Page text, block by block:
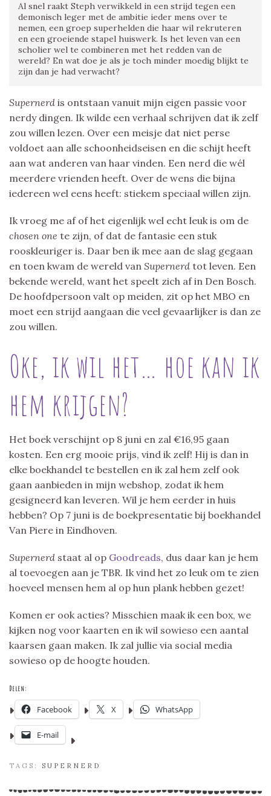
Al snel raakt Steph verwikkeld in een strijd tegen een
demonisch leger met de ambitie ieder mens over te
nemen, een groep superhelden die haar wil rekruteren
en een groeiende stapel huiswerk. Is het leven van een
scholier wel te combineren met het redden van de
wereld? En wat doe je als je toch minder moedig blijkt te
zijn dan je had verwacht?
Supernerd is ontstaan vanuit mijn eigen passie voor
nerdy dingen. Ik wilde een verhaal schrijven dat ik zelf
zou willen lezen. Over een meisje dat niet perse
voldoet aan alle schoonheidseisen en die schijt heeft
aan wat anderen van haar vinden. Een nerd die wél
meerdere vrienden heeft. Over de wens die bijna
iedereen wel eens heeft: stiekem speciaal willen zijn.
Ik vroeg me af of het eigenlijk wel echt leuk is om de
chosen one te zijn, of dat de fantasie een stuk
rooskleuriger is. Daar ben ik mee aan de slag gegaan
en toen kwam de wereld van Supernerd tot leven. Een
bekende wereld, want het speelt zich af in Den Bosch.
De hoofdpersoon valt op meiden, zit op het MBO en
moet een strijd aangaan die veel gevaarlijker is dan ze
zou willen.
Oke, ik wil het… hoe kan ik
hem krijgen?
Het boek verschijnt op 8 juni en zal €16,95 gaan
kosten. Een erg mooie prijs, vind ik zelf! Hij is dan in
elke boekhandel te bestellen en ik zal hem zelf ook
gaan aanbieden in mijn webshop, zodat ik hem
gesigneerd kan leveren. Wil je hem eerder in huis
hebben? Op 7 juni is de boekpresentatie bij boekhandel
Van Piere in Eindhoven.
Supernerd staat al op Goodreads, dus daar kan je hem
al toevoegen aan je TBR. Ik vind het zo leuk om te zien
hoeveel mensen hem al op hun plank hebben gezet!
Komen er ook acties? Misschien maak ik een box, we
kijken nog voor kaarten en ik wil sowieso een aantal
kaarsen gaan maken. Ik zal jullie via social media
sowieso op de hoogte houden.
Delen:
Facebook X WhatsApp
E-mail
TAGS: SUPERNERD